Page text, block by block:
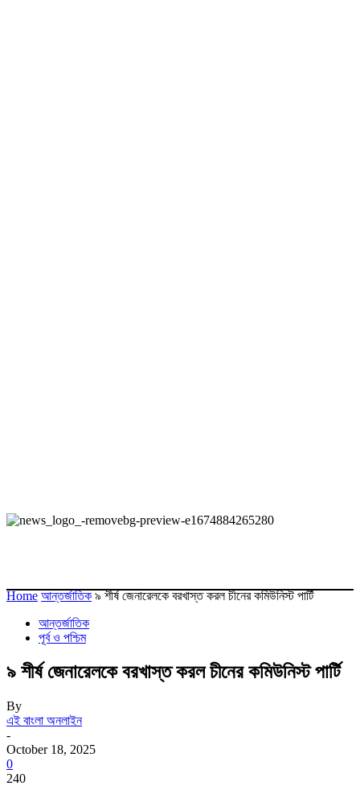
Home আন্তর্জাতিক ৯ শীর্ষ জেনারেলকে বরখাস্ত করল চীনের কমিউনিস্ট পার্টি
আন্তর্জাতিক
পূর্ব ও পশ্চিম
৯ শীর্ষ জেনারেলকে বরখাস্ত করল চীনের কমিউনিস্ট পার্টি
By
এই বাংলা অনলাইন
-
October 18, 2025
0
240